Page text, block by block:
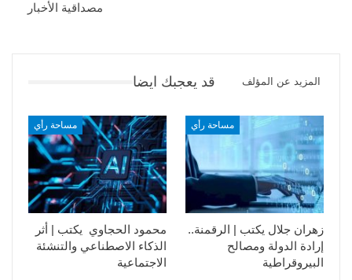
مصداقية الأخبار
قد يعجبك ايضا المزيد عن المؤلف
مساحة رأي
محمود الحجاوي يكتب | أثر
الذكاء الاصطناعي والتنشئة
الاجتماعية
مساحة رأي
زهران جلال يكتب | الرقمنة..
إرادة الدولة ومصالح
البيروقراطية